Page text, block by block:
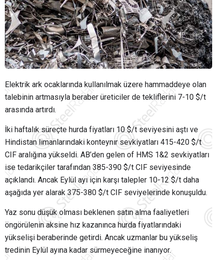
Elektrik ark ocaklarında kullanılmak üzere hammaddeye olan
talebinin artmasıyla beraber üreticiler de tekliflerini 7-10 $/t
arasında artırdı.
İki haftalık süreçte hurda fiyatları 10 $/t seviyesini aştı ve
Hindistan limanlarındaki konteynır sevkiyatları 415-420 $/t
CIF aralığına yükseldi. AB’den gelen of HMS 1&2 sevkiyatları
ise tedarikçiler tarafından 385-390 $/t CIF seviyesinde
açıklandı. Ancak Eylül ayı için karşı talepler 10-12 $/t daha
aşağıda yer alarak 375-380 $/t CIF seviyelerinde konuşuldu.
Yaz sonu düşük olması beklenen satın alma faaliyetleri
öngörülenin aksine hız kazanınca hurda fiyatlarındaki
yükselişi beraberinde getirdi. Ancak uzmanlar bu yükseliş
tredinin Eylül ayına kadar sürmeyeceğine inanıyor.